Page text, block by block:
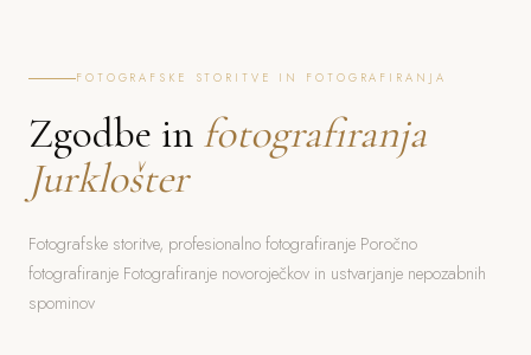
FOTOGRAFSKE STORITVE IN FOTOGRAFIRANJA
Zgodbe in fotografiranja
Jurklošter
Fotografske storitve, profesionalno fotografiranje Poročno
fotografiranje Fotografiranje novoroječkov in ustvarjanje nepozabnih
spominov